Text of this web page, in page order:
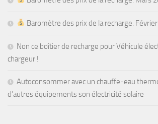
Baromètre des prix de la recharge.
Non ce boîtier de recharge pour Véhicule
chargeur !
Autoconsommer avec un chauffe-eau
d’autres équipements son électricité solaire